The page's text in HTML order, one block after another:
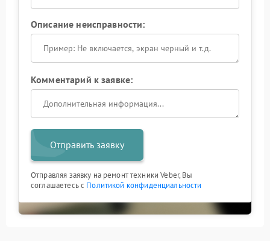
Описание неисправности:
Комментарий к заявке:
Отправить заявку
Отправляя заявку на ремонт техники Veber, Вы
соглашаетесь с Политикой конфиденциальности